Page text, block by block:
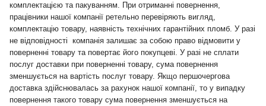
комплектацією та пакуванням. При отриманні повернення,
працівники нашої компанії ретельно перевіряють вигляд,
комплектацію товару, наявність технічних гарантійних пломб. У разі
не відповідності компанія залишає за собою право відмовити у
поверненні товару та повертає його покупцеві. У разі не сплати
послуг доставки при поверненні товару, сума повернення
зменшується на вартість послуг товару. Якщо першочергова
доставка здійснювалась за рахунок нашої компанії, то у випадку
повернення такого товару сума повернення зменшується на